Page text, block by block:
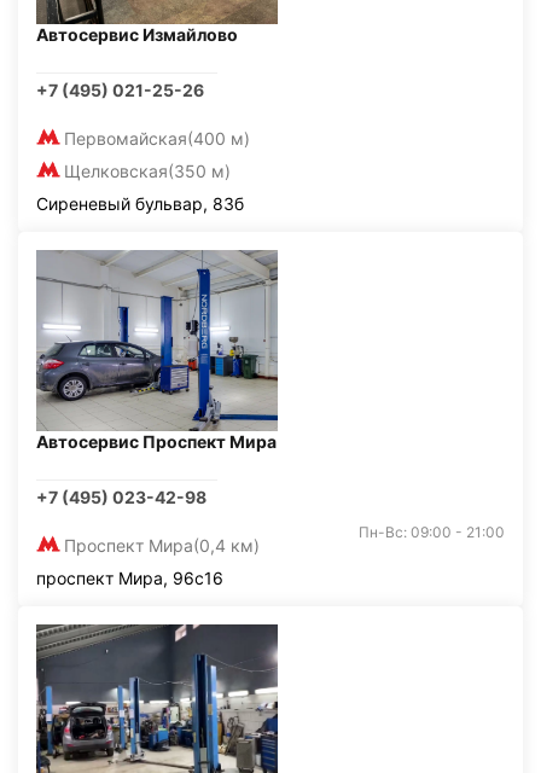
Автосервис Измайлово
+7 (495) 021-25-26
Первомайская(400 м)
Щелковская(350 м)
Сиреневый бульвар, 83б
Автосервис Проспект Мира
+7 (495) 023-42-98
Проспект Мира(0,4 км)
Пн-Вс: 09:00 - 21:00
проспект Мира, 96с16